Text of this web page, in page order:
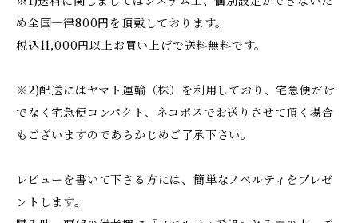
め全国一律800円を頂戴しております。
税込11,000円以上お買い上げで送料無料です。
※2)配送にはヤマト運輸（株）を利用しており、宅急便だけ
でなく宅急便コンパクト、ネコポスでお送りさせて頂く場合
もございますのであらかじめご了承下さい。
レビューを書いて下さる方には、簡単なノベルティをプレゼ
ントします。